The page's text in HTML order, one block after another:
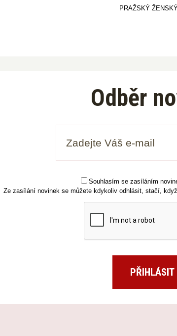
PRAŽSKÝ
Odběr
Souhlasím se zasíláním
Ze zasílání novinek se můžete kdykoliv odhlásit, stačí,